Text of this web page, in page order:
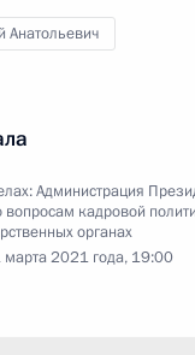
Анатольевич
Администрация
вопросам кадровой
органах
марта 2021 года, 19:00